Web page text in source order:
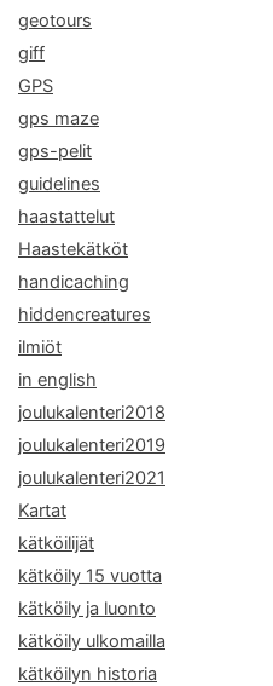
geotours
giff
GPS
gps maze
gps-pelit
guidelines
haastattelut
Haastekätköt
handicaching
hiddencreatures
ilmiöt
in english
joulukalenteri2018
joulukalenteri2019
joulukalenteri2021
Kartat
kätköilijät
kätköily 15 vuotta
kätköily ja luonto
kätköily ulkomailla
kätköilyn historia